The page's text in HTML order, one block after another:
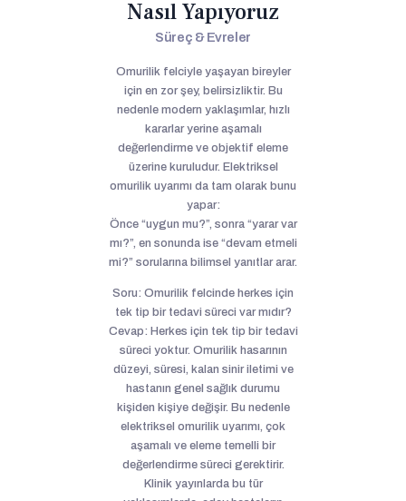
Nasıl Yapıyoruz
Süreç & Evreler
Omurilik felciyle yaşayan bireyler
için en zor şey, belirsizliktir. Bu
nedenle modern yaklaşımlar, hızlı
kararlar yerine aşamalı
değerlendirme ve objektif eleme
üzerine kuruludur. Elektriksel
omurilik uyarımı da tam olarak bunu
yapar:
Önce “uygun mu?”, sonra “yarar var
mı?”, en sonunda ise “devam etmeli
mi?” sorularına bilimsel yanıtlar arar.
Soru: Omurilik felcinde herkes için
tek tip bir tedavi süreci var mıdır?
Cevap: Herkes için tek tip bir tedavi
süreci yoktur. Omurilik hasarının
düzeyi, süresi, kalan sinir iletimi ve
hastanın genel sağlık durumu
kişiden kişiye değişir. Bu nedenle
elektriksel omurilik uyarımı, çok
aşamalı ve eleme temelli bir
değerlendirme süreci gerektirir.
Klinik yayınlarda bu tür